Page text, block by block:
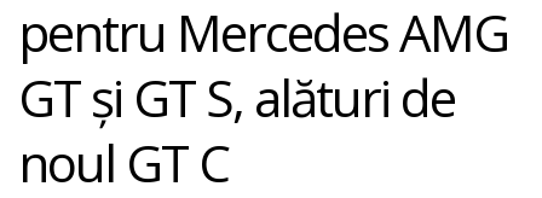
pentru Mercedes AMG
GT şi GT S, alături de
noul GT C